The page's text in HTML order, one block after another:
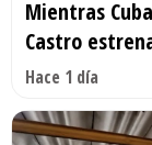
Mientras
Castro
Hace 1 día